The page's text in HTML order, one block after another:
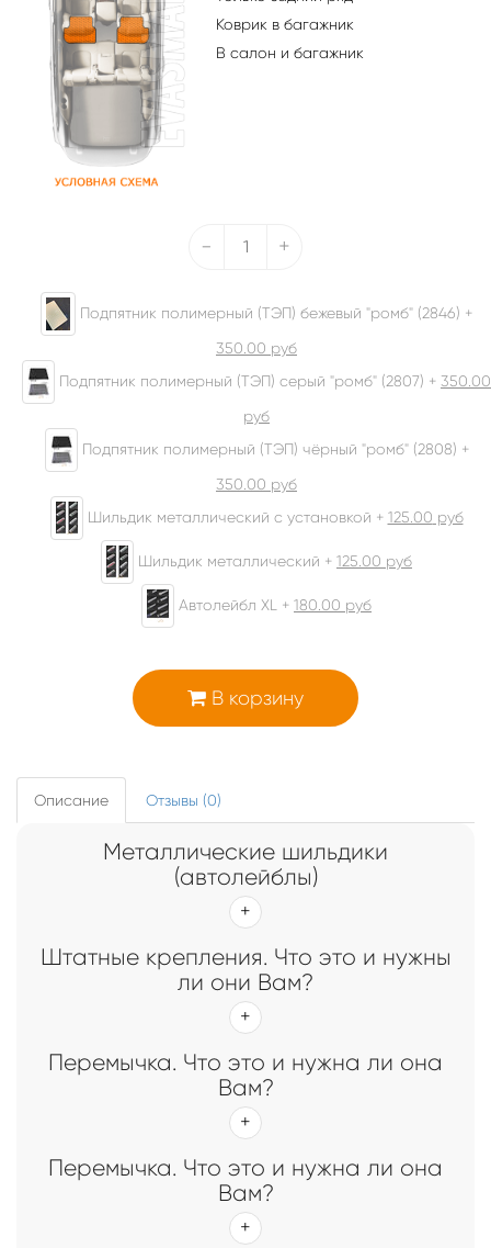
Коврик в багажник
В салон и багажник
- +
Подпятник полимерный (ТЭП) бежевый "ромб" (2846) +
350.00 руб
Подпятник полимерный (ТЭП) серый "ромб" (2807) + 350.00
руб
Подпятник полимерный (ТЭП) чёрный "ромб" (2808) +
350.00 руб
Шильдик металлический с установкой + 125.00 руб
Шильдик металлический + 125.00 руб
Автолейбл XL + 180.00 руб
В корзину
Описание Отзывы (0)
Металлические шильдики
(автолейблы)
Штатные крепления. Что это и нужны
ли они Вам?
Перемычка. Что это и нужна ли она
Вам?
Перемычка. Что это и нужна ли она
Вам?